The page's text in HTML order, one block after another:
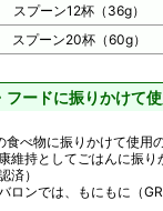
スプーン12杯（36g）
スプーン20杯（60g）
フードに振りかけて
食べ物に振りかけて使用
維持としてごはんに振
済）
ロンでは、もにもに（